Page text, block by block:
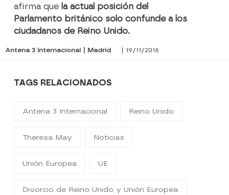
afirma que la actual posición del
Parlamento británico solo confunde a los
ciudadanos de Reino Unido.
Antena 3 Internacional | Madrid | 19/11/2018
TAGS RELACIONADOS
Antena 3 Internacional Reino Unido
Theresa May Noticias
Unión Europea UE
Divorcio de Reino Unido y Unión Europea